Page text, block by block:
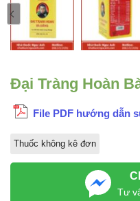
Đại Tràng Hoàn
File PDF hướng dẫn
Thuốc không kê đơn
Tư